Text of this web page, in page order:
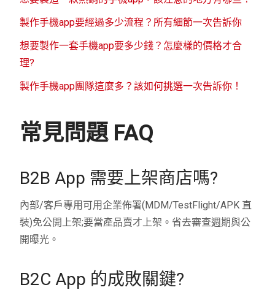
製作手機app要經過多少流程？所有細節一次告訴你
想要製作一套手機app要多少錢？怎麼樣的價格才合
理?
製作手機app團隊這麼多？該如何挑選一次告訴你！
常見問題 FAQ
B2B App 需要上架商店嗎?
內部/客戶專用可用企業佈署(MDM/TestFlight/APK 直
裝)免公開上架;要當產品賣才上架。省去審查週期與公
開曝光。
B2C App 的成敗關鍵?